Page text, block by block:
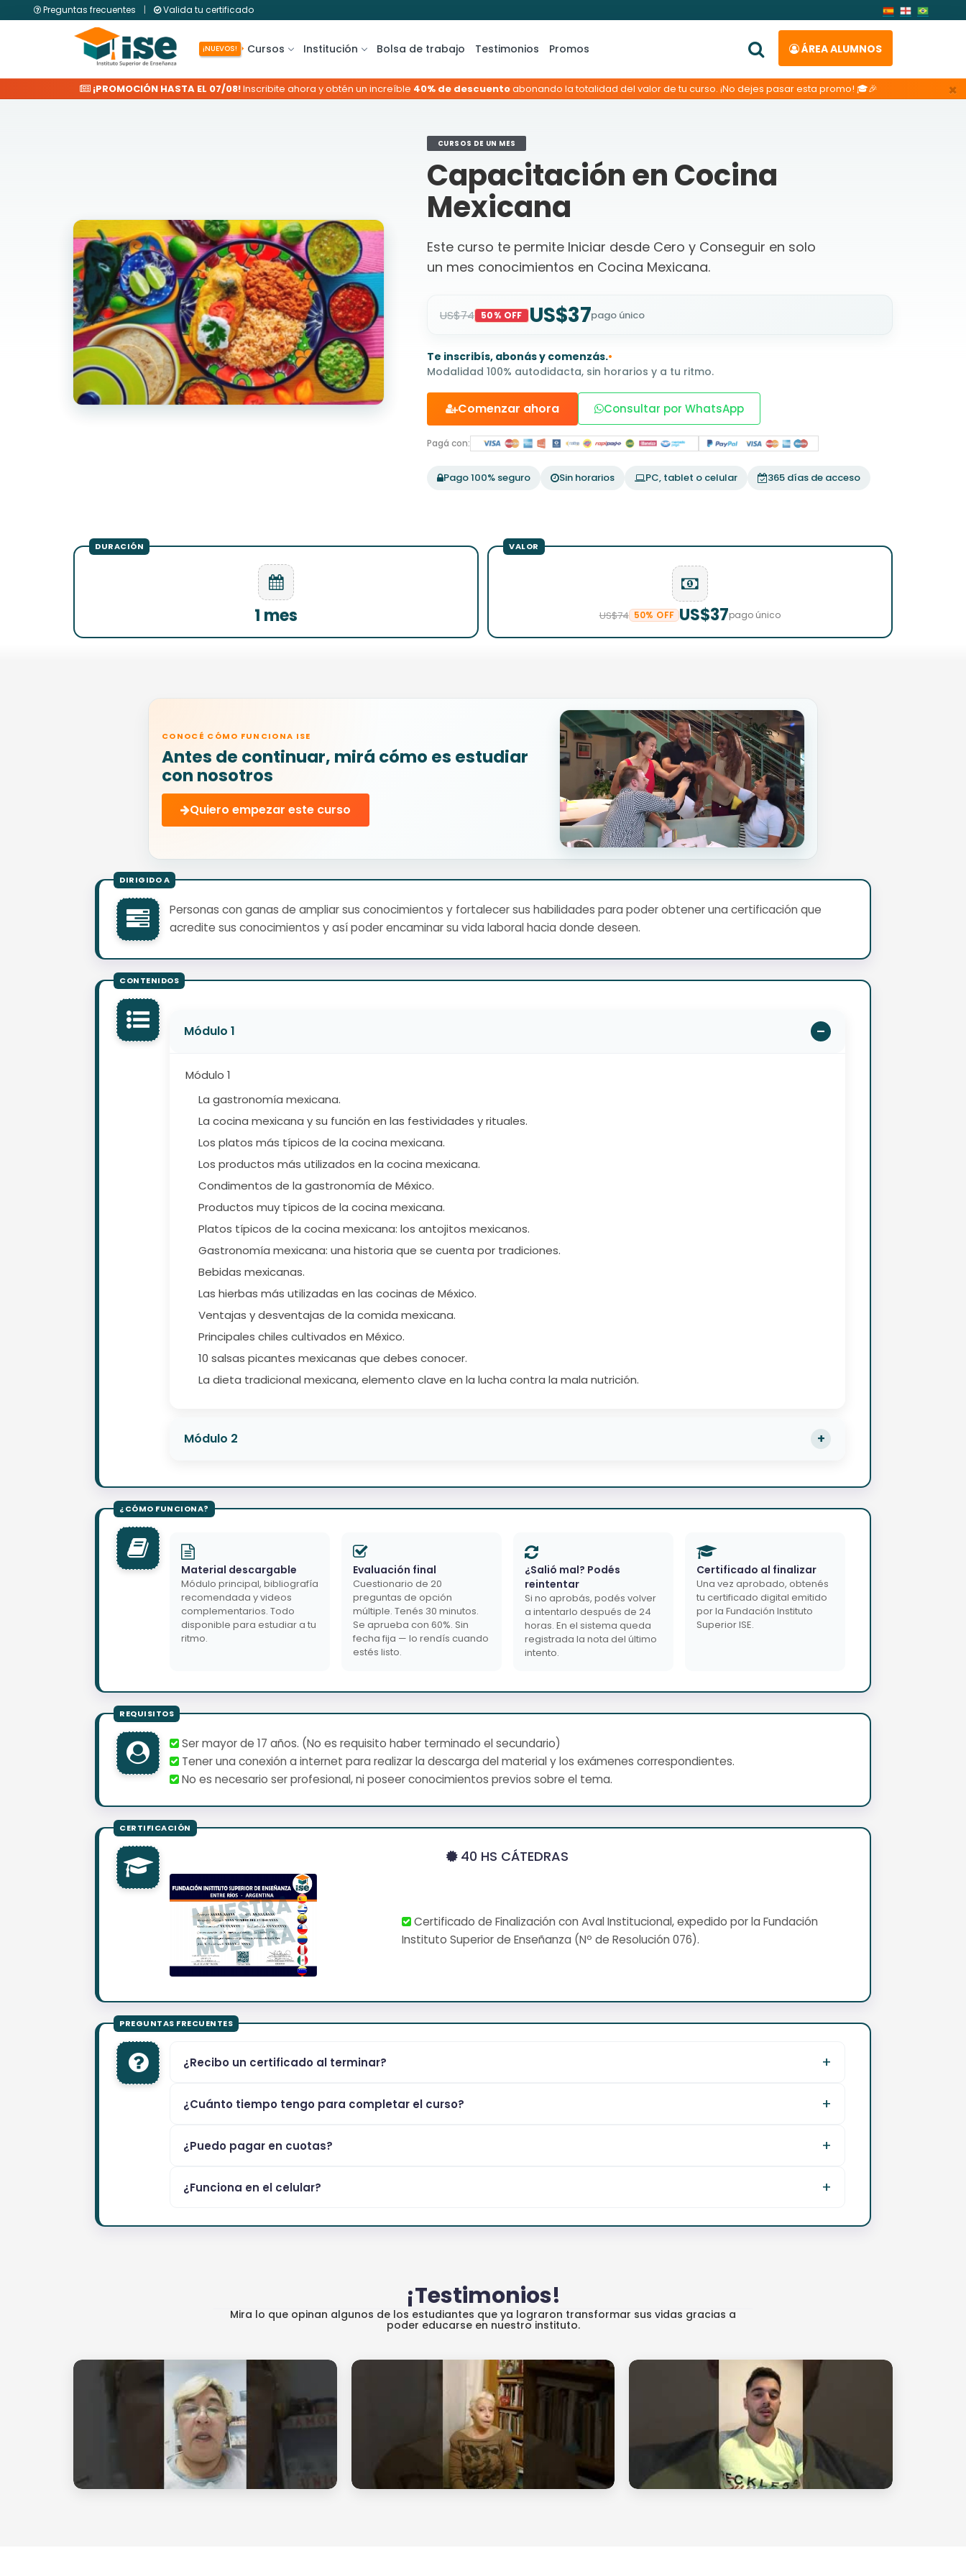
Preguntas frecuentes | Valida tu certificado
¡NUEVOS! Cursos Institución Bolsa de trabajo Testimonios Promos ÁREA ALUMNOS
×
¡PROMOCIÓN HASTA EL 07/08!Inscribite ahora y obtén un increíble 40% de descuentoabonando la totalidad del valor de tu curso. ¡No dejes pasar esta promo! 🎓🎉
CURSOS DE UN MES
Capacitación en Cocina
Mexicana
Este curso te permite Iniciar desde Cero y Conseguir en solo
un mes conocimientos en Cocina Mexicana.
US$74 50% OFF US$37pago único
Te inscribís, abonás y comenzás.•
Modalidad 100% autodidacta, sin horarios y a tu ritmo.
Comenzar ahora Consultar por WhatsApp
Pagá con:
Pago 100% seguro Sin horarios PC, tablet o celular 365 días de acceso
1 mes US$74 50% OFF US$37pago único
CONOCÉ CÓMO FUNCIONA ISE
Antes de continuar, mirá cómo es estudiar
con nosotros
Quiero empezar este curso
Personas con ganas de ampliar sus conocimientos y fortalecer sus habilidades para poder obtener una certificación que
acredite sus conocimientos y así poder encaminar su vida laboral hacia donde deseen.
Módulo 1
Módulo 1
La gastronomía mexicana.
La cocina mexicana y su función en las festividades y rituales.
Los platos más típicos de la cocina mexicana.
Los productos más utilizados en la cocina mexicana.
Condimentos de la gastronomía de México.
Productos muy típicos de la cocina mexicana.
Platos típicos de la cocina mexicana: los antojitos mexicanos.
Gastronomía mexicana: una historia que se cuenta por tradiciones.
Bebidas mexicanas.
Las hierbas más utilizadas en las cocinas de México.
Ventajas y desventajas de la comida mexicana.
Principales chiles cultivados en México.
10 salsas picantes mexicanas que debes conocer.
La dieta tradicional mexicana, elemento clave en la lucha contra la mala nutrición.
Módulo 2
Material descargable
Módulo principal, bibliografía
recomendada y videos
complementarios. Todo
disponible para estudiar a tu
ritmo.
Evaluación final
Cuestionario de 20
preguntas de opción
múltiple. Tenés 30 minutos.
Se aprueba con 60%. Sin
fecha fija — lo rendís cuando
estés listo.
¿Salió mal? Podés
reintentar
Si no aprobás, podés volver
a intentarlo después de 24
horas. En el sistema queda
registrada la nota del último
intento.
Certificado al finalizar
Una vez aprobado, obtenés
tu certificado digital emitido
por la Fundación Instituto
Superior ISE.
Ser mayor de 17 años. (No es requisito haber terminado el secundario)
Tener una conexión a internet para realizar la descarga del material y los exámenes correspondientes.
No es necesario ser profesional, ni poseer conocimientos previos sobre el tema.
40 HS CÁTEDRAS
Certificado de Finalización con Aval Institucional, expedido por la Fundación
Instituto Superior de Enseñanza (Nº de Resolución 076).
¿Recibo un certificado al terminar?
¿Cuánto tiempo tengo para completar el curso?
¿Puedo pagar en cuotas?
¿Funciona en el celular?
¡Testimonios!
Mira lo que opinan algunos de los estudiantes que ya lograron transformar sus vidas gracias a
poder educarse en nuestro instituto.